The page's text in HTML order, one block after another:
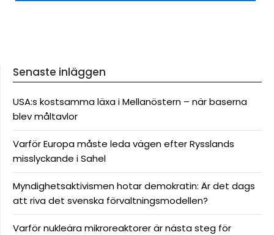
Senaste inläggen
USA:s kostsamma läxa i Mellanöstern – när baserna
blev måltavlor
Varför Europa måste leda vägen efter Rysslands
misslyckande i Sahel
Myndighetsaktivismen hotar demokratin: Är det dags
att riva det svenska förvaltningsmodellen?
Varför nukleära mikroreaktorer är nästa steg för